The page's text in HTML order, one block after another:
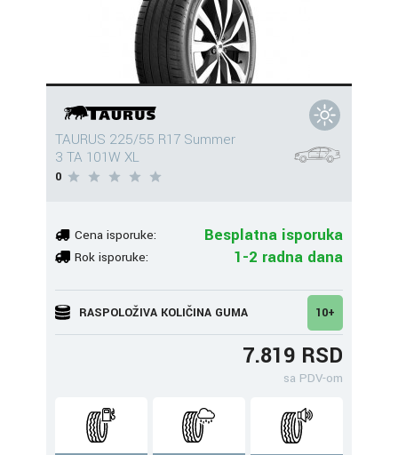
TAURUS 225/55 R17 Summer
3 TA 101W XL
0
Cena isporuke: Besplatna isporuka
Rok isporuke: 1-2 radna dana
RASPOLOŽIVA KOLIČINA GUMA 10+
7.819 RSD
sa PDV-om